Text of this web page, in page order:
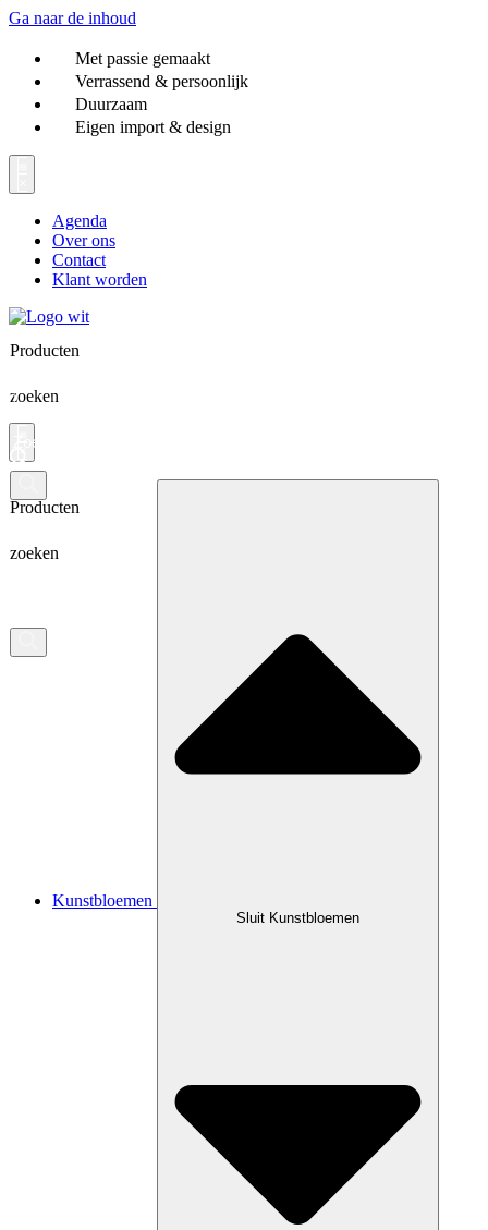
Ga naar de inhoud
Met passie gemaakt
Verrassend & persoonlijk
Duurzaam
Eigen import & design
Agenda
Over ons
Contact
Klant worden
Producten
zoeken
Producten
zoeken
Kunstbloemen
Sluit Kunstbloemen